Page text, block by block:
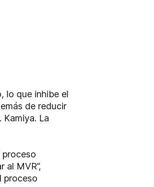
lo que inhibe el
de reducir
La
proceso
al MVR”,
proceso